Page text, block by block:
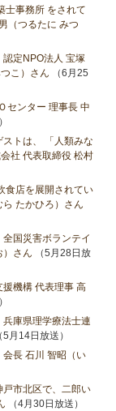
士事務所 をされて
（つるたに みつ
認定NPO法人 宝塚
こ）さん （6月25
センター 理事長 中
トは、 「人類みな
社 代表取締役 松村
食店を展開されてい
たかひろ）さん
国災害ボランテイ
）さん （5月28日放
機構 代表理事 高
庫県理学療法士連
5月14日放送）
長 石川 智昭（い
戸市北区で、二郎い
（4月30日放送）